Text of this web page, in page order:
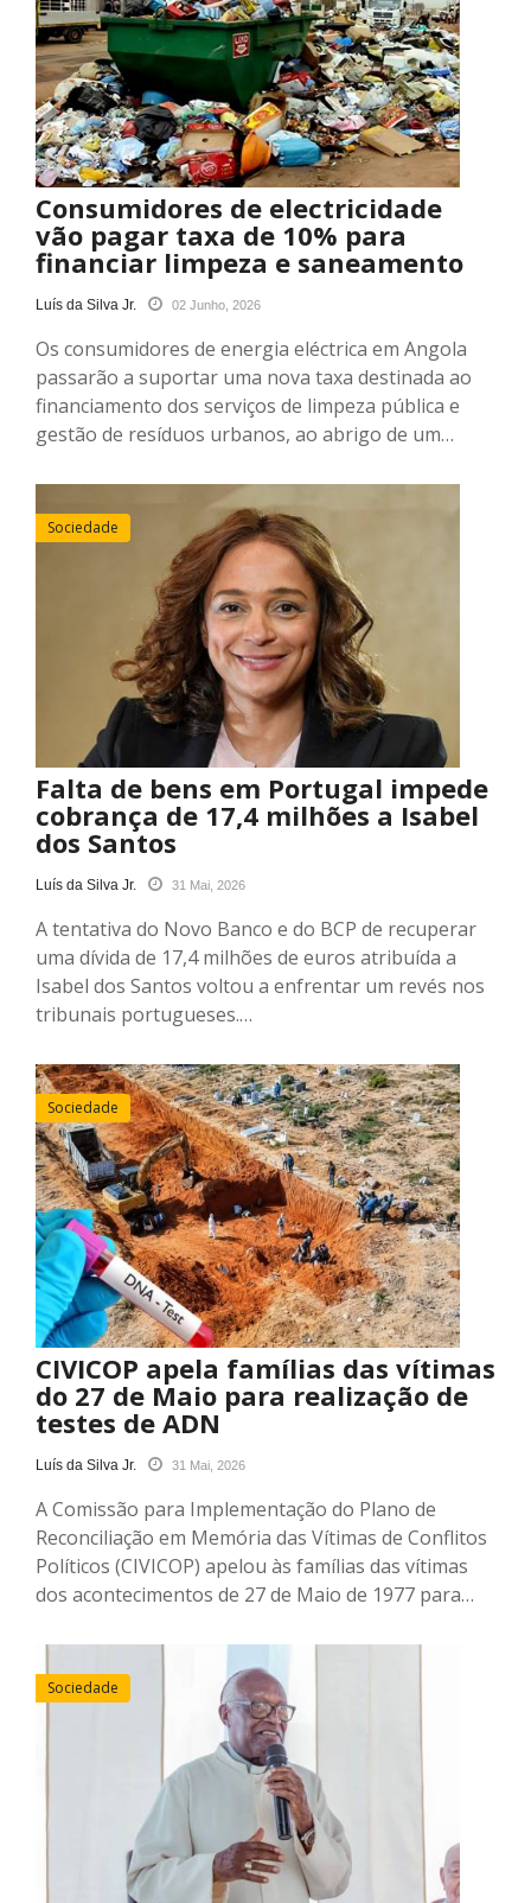
Consumidores de electricidade
vão pagar taxa de 10% para
financiar limpeza e saneamento
Luís da Silva Jr. 02 Junho, 2026
Os consumidores de energia eléctrica em Angola
passarão a suportar uma nova taxa destinada ao
financiamento dos serviços de limpeza pública e
gestão de resíduos urbanos, ao abrigo de um…
Sociedade
Falta de bens em Portugal impede
cobrança de 17,4 milhões a Isabel
dos Santos
Luís da Silva Jr. 31 Mai, 2026
A tentativa do Novo Banco e do BCP de recuperar
uma dívida de 17,4 milhões de euros atribuída a
Isabel dos Santos voltou a enfrentar um revés nos
tribunais portugueses.…
Sociedade
CIVICOP apela famílias das vítimas
do 27 de Maio para realização de
testes de ADN
Luís da Silva Jr. 31 Mai, 2026
A Comissão para Implementação do Plano de
Reconciliação em Memória das Vítimas de Conflitos
Políticos (CIVICOP) apelou às famílias das vítimas
dos acontecimentos de 27 de Maio de 1977 para…
Sociedade